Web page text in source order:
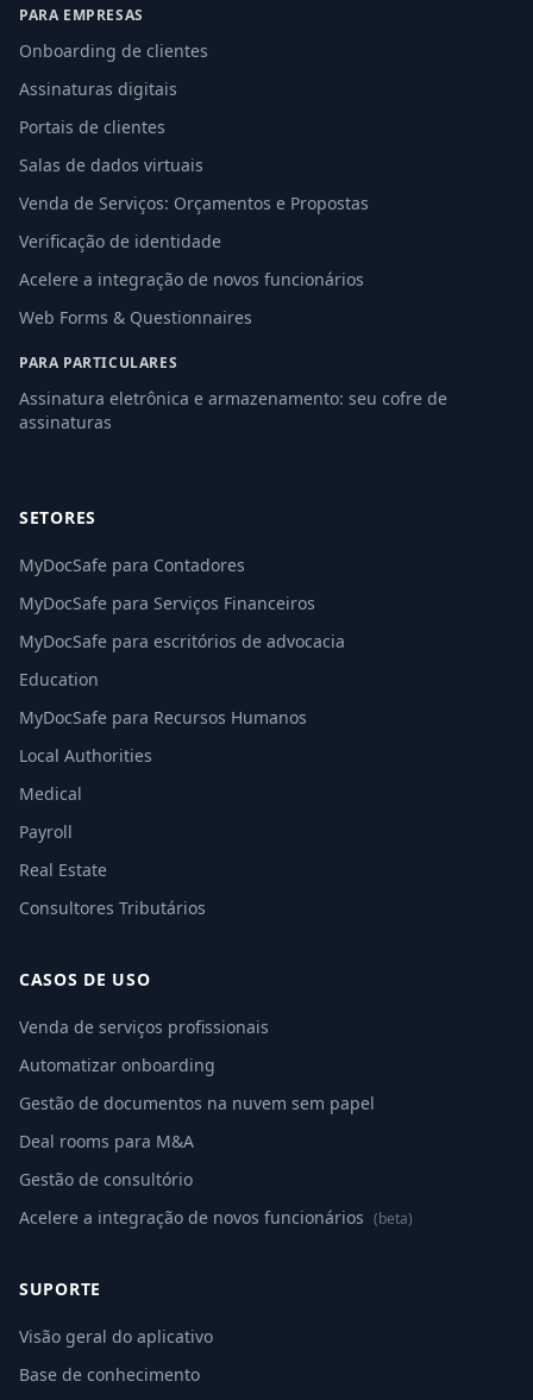
PARA EMPRESAS
Onboarding de clientes
Assinaturas digitais
Portais de clientes
Salas de dados virtuais
Venda de Serviços: Orçamentos e Propostas
Verificação de identidade
Acelere a integração de novos funcionários
Web Forms & Questionnaires
PARA PARTICULARES
Assinatura eletrônica e armazenamento: seu cofre de
assinaturas
SETORES
MyDocSafe para Contadores
MyDocSafe para Serviços Financeiros
MyDocSafe para escritórios de advocacia
Education
MyDocSafe para Recursos Humanos
Local Authorities
Medical
Payroll
Real Estate
Consultores Tributários
CASOS DE USO
Venda de serviços profissionais
Automatizar onboarding
Gestão de documentos na nuvem sem papel
Deal rooms para M&A
Gestão de consultório
Acelere a integração de novos funcionários (beta)
SUPORTE
Visão geral do aplicativo
Base de conhecimento